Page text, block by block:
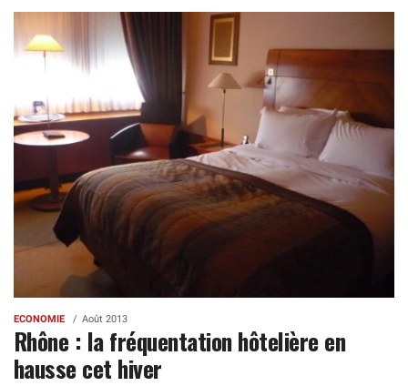
ECONOMIE Août 2013
Rhône : la fréquentation hôtelière en
hausse cet hiver